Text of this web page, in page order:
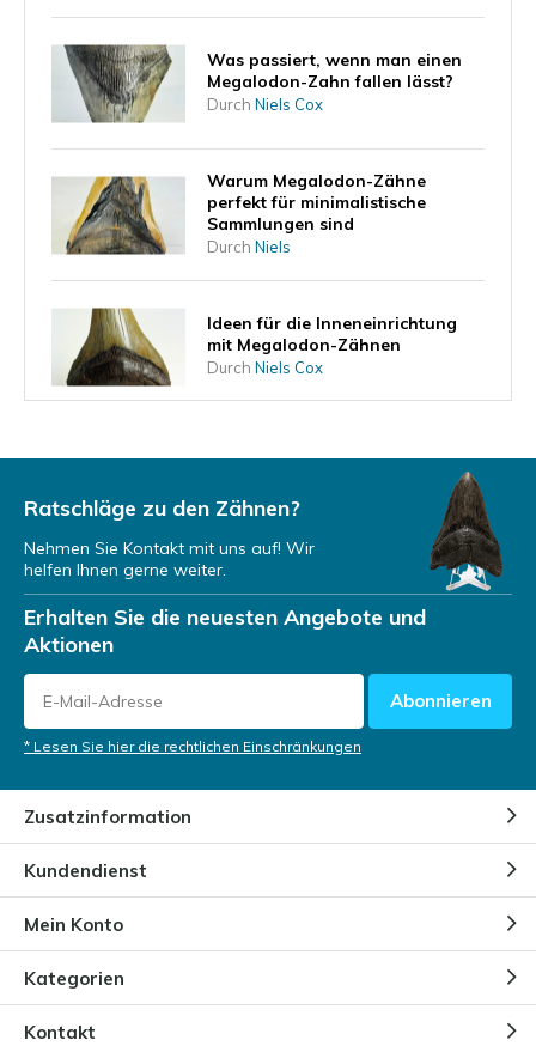
Was passiert, wenn man einen
Megalodon-Zahn fallen lässt?
Durch Niels Cox
Warum Megalodon-Zähne
perfekt für minimalistische
Sammlungen sind
Durch Niels
Ideen für die Inneneinrichtung
mit Megalodon-Zähnen
Durch Niels Cox
DurchNiels Cox
Investition
DurchNiels Cox
Tauchexpeditionen
Warum Kinder von Megalodon-
DurchNiels Cox
Megalodon-Zahn?
Ratschläge zu den Zähnen?
Nehmen Sie Kontakt mit uns auf! Wir
helfen Ihnen gerne weiter.
Erhalten Sie die neuesten Angebote und
Aktionen
Abonnieren
* Lesen Sie hier die rechtlichen Einschränkungen
Zusatzinformation
Kundendienst
Mein Konto
Kategorien
Kontakt